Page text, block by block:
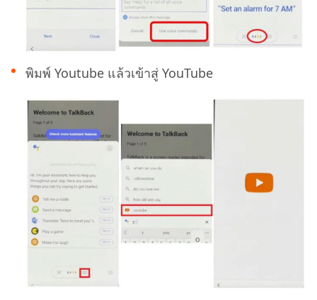
พิมพ์ Youtube แล้วเข้าสู่ YouTube